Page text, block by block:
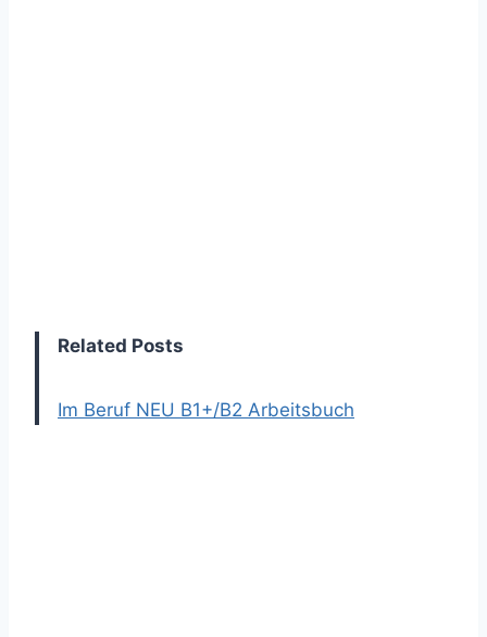
Related Posts
Im Beruf NEU B1+/B2 Arbeitsbuch